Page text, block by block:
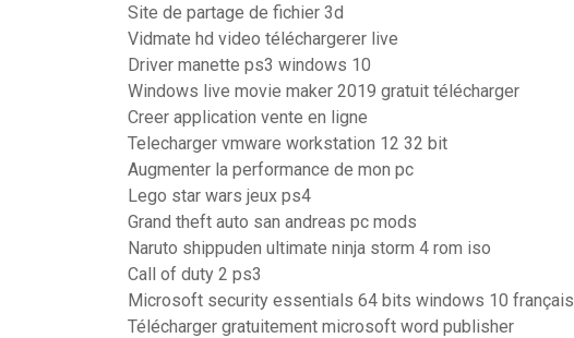
Site de partage de fichier 3d
Vidmate hd video téléchargerer live
Driver manette ps3 windows 10
Windows live movie maker 2019 gratuit télécharger
Creer application vente en ligne
Telecharger vmware workstation 12 32 bit
Augmenter la performance de mon pc
Lego star wars jeux ps4
Grand theft auto san andreas pc mods
Naruto shippuden ultimate ninja storm 4 rom iso
Call of duty 2 ps3
Microsoft security essentials 64 bits windows 10 français
Télécharger gratuitement microsoft word publisher